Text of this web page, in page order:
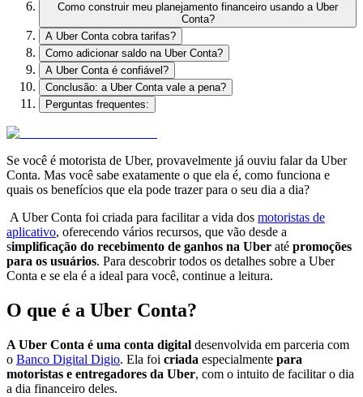
Como construir meu planejamento financeiro usando a Uber
Conta?
A Uber Conta cobra tarifas?
Como adicionar saldo na Uber Conta?
A Uber Conta é confiável?
Conclusão: a Uber Conta vale a pena?
Perguntas frequentes:
Se você é motorista de Uber, provavelmente já ouviu falar da Uber
Conta. Mas você sabe exatamente o que ela é, como funciona e
quais os benefícios que ela pode trazer para o seu dia a dia?
A Uber Conta foi criada para facilitar a vida dos motoristas de
aplicativo, oferecendo vários recursos, que vão desde a
simplificação do recebimento de ganhos na Uber até promoções
para os usuários. Para descobrir todos os detalhes sobre a Uber
Conta e se ela é a ideal para você, continue a leitura.
O que é a Uber Conta?
A Uber Conta é uma conta digital desenvolvida em parceria com
o Banco Digital Digio. Ela foi criada especialmente para
motoristas e entregadores da Uber, com o intuito de facilitar o dia
a dia financeiro deles.